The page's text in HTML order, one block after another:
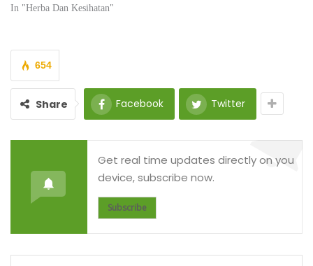
In "Herba Dan Kesihatan"
654
Share Facebook Twitter
Get real time updates directly on you
device, subscribe now.
Subscribe